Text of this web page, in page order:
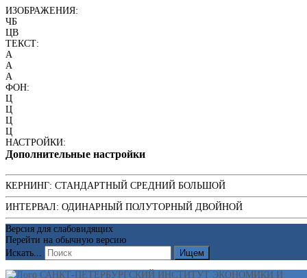
ИЗОБРАЖЕНИЯ:
ЧБ
ЦВ
ТЕКСТ:
A
A
A
ФОН:
Ц
Ц
Ц
Ц
НАСТРОЙКИ:
Дополнительные настройки
КЕРНИНГ: СТАНДАРТНЫЙ СРЕДНИЙ БОЛЬШОЙ
ИНТЕРВАЛ: ОДИНАРНЫЙ ПОЛУТОРНЫЙ ДВОЙНОЙ
Версия для слабовидящих
Перейти на обычную версию
Искать...
Ищем